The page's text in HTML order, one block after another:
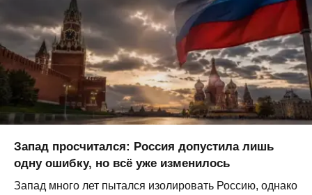
Запад просчитался: Россия допустила лишь
одну ошибку, но всё уже изменилось
Запад много лет пытался изолировать Россию, однако